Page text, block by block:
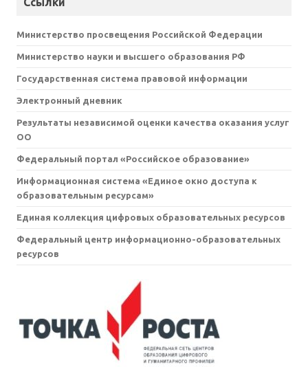
Министерство просвещения Российской Федерации
Министерство науки и высшего образования РФ
Государственная система правовой информации
Электронный дневник
Результаты независимой оценки качества оказания услуг
ОО
Федеральный портал «Российское образование»
Информационная система «Единое окно доступа к
образовательным ресурсам»
Единая коллекция цифровых образовательных ресурсов
Федеральный центр информационно-образовательных
ресурсов